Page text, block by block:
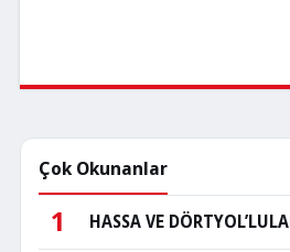
Çok Okunanlar
1 HASSA VE